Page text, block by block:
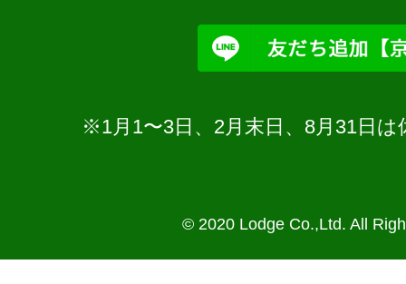
※1月1〜3日、2月末日、8月31日
© 2020 Lodge Co.,Ltd. All